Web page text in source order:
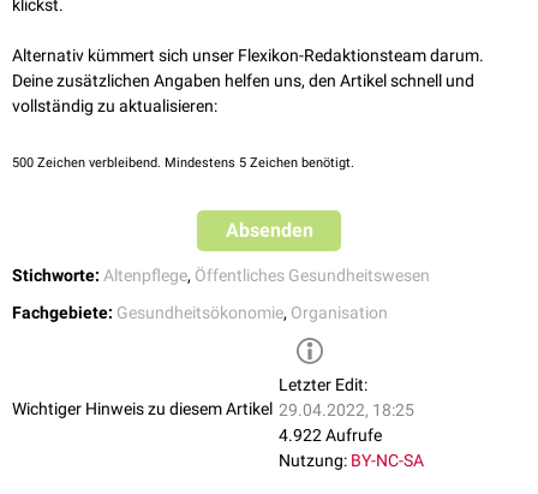
Respekt
Entscheidungsbefugnis so weit als möglich in die Hände der alten
Menschen bzw. Ihrer nächstenAngehörigenzu legen.
Die Schaffung einer menschlichen Gesellschaft ist ein nie endender
Eine weise Führung ist das entscheidende im Kampf gegen die drei
maßgebliche Unterschied ist für mich als Leitung das Zulassen von
Eilenriedstift, Hannover.
Pflegekräfte, die es verstehen, den Alltag ihrer Bewohner/Gäste mit
abwechslungsvollen, zumutbaren Aufgaben auszufüllen, erleben
klickst.
Alternativ kümmert sich unser Flexikon-Redaktionsteam darum.
Deine zusätzlichen Angaben helfen uns, den Artikel schnell und
vollständig zu aktualisieren:
500 Zeichen verbleibend. Mindestens 5 Zeichen benötigt.
Absenden
Stichworte: Altenpflege, Öffentliches Gesundheitswesen
Fachgebiete: Gesundheitsökonomie, Organisation
Wichtiger Hinweis zu diesem Artikel
Letzter Edit:
29.04.2022, 18:25
4.922 Aufrufe
Nutzung: BY-NC-SA